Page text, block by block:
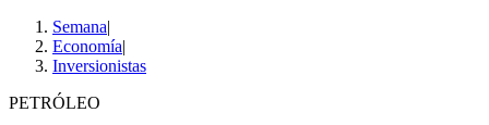
Semana|
Economía|
Inversionistas
PETRÓLEO